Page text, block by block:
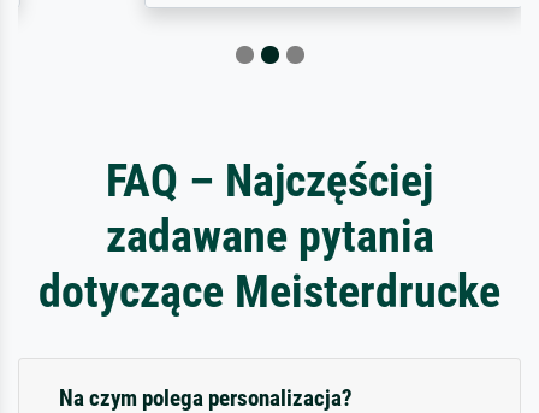
FAQ – Najczęściej
zadawane pytania
dotyczące Meisterdrucke
Na czym polega personalizacja?